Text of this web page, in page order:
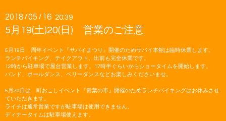
2018 /05 / 16 20:39
5月19(土)20(日) 営業のご注意
5月19日 周年イベント『サバイまつり』開催のためサバイ本館は臨時休業します。
ランチバイキング、テイクアウト、出前も完全休業です。
12時から駐車場で屋台営業します。17時半ぐらいからショータイムを開始します。
バンド、ポールダンス、ベリーダンスなどお楽しみくださいませ。
5月20日は 町おこしイベント『青葉の市』開催のためランチバイキングはお休みさせ
ていただきます。
ライチは通常営業ですが駐車場は使用できません。
ディナータイムは駐車場使えます。